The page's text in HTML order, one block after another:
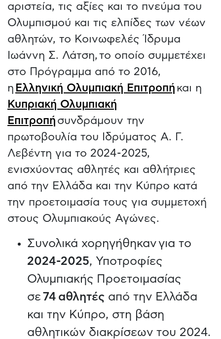
αριστεία, τις αξίες και το πνεύμα του
Ολυμπισμού και τις ελπίδες των νέων
αθλητών, το Κοινωφελές Ίδρυμα
Ιωάννη Σ. Λάτση, το οποίο συμμετέχει
στο Πρόγραμμα από το 2016,
η Ελληνική Ολυμπιακή Επιτροπή και η
Κυπριακή Ολυμπιακή
Επιτροπή συνδράμουν την
πρωτοβουλία του Ιδρύματος Α. Γ.
Λεβέντη για το 2024-2025,
ενισχύοντας αθλητές και αθλήτριες
από την Ελλάδα και την Κύπρο κατά
την προετοιμασία τους για συμμετοχή
στους Ολυμπιακούς Αγώνες.
Συνολικά χορηγήθηκαν για το
2024-2025, Υποτροφίες
Ολυμπιακής Προετοιμασίας
σε 74 αθλητές από την Ελλάδα
και την Κύπρο, στη βάση
αθλητικών διακρίσεων του 2024.